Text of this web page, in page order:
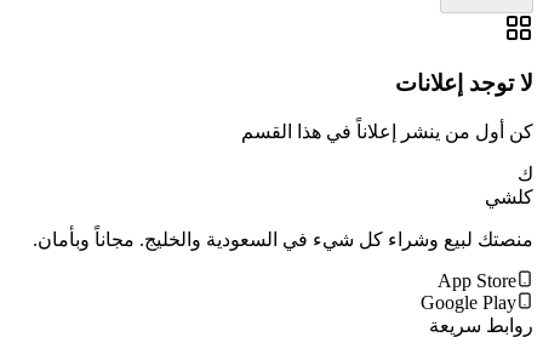
لا توجد إعلانات
كن أول من ينشر إعلاناً في هذا القسم
ك
كلشي
منصتك لبيع وشراء كل شيء في السعودية والخليج. مجاناً وبأمان.
App Store
Google Play
روابط سريعة